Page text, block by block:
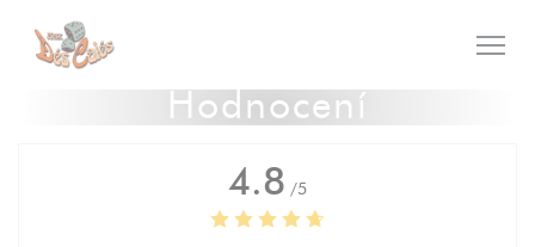
Panel pro správu cookies
Hodnocení
4.8 /5